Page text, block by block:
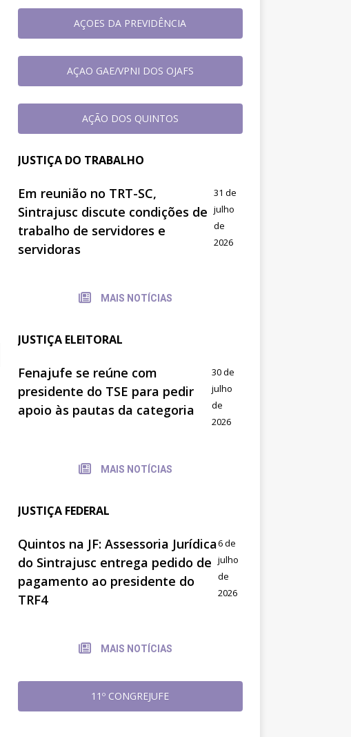
AÇOES DA PREVIDÊNCIA
AÇAO GAE/VPNI DOS OJAFS
AÇÃO DOS QUINTOS
JUSTIÇA DO TRABALHO
Em reunião no TRT-SC,
Sintrajusc discute condições de
trabalho de servidores e
servidoras
31 de
julho
de
2026
MAIS NOTÍCIAS
JUSTIÇA ELEITORAL
Fenajufe se reúne com
presidente do TSE para pedir
apoio às pautas da categoria
30 de
julho
de
2026
MAIS NOTÍCIAS
JUSTIÇA FEDERAL
Quintos na JF: Assessoria Jurídica
do Sintrajusc entrega pedido de
pagamento ao presidente do
TRF4
6 de
julho
de
2026
MAIS NOTÍCIAS
11º CONGREJUFE